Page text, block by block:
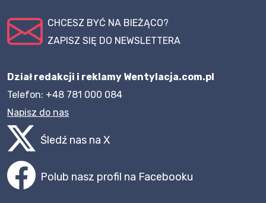
CHCESZ BYĆ NA BIEŻĄCO?
ZAPISZ SIĘ DO NEWSLETTERA
Dział redakcji i reklamy Wentylacja.com.pl
Telefon: +48 781 000 084
Napisz do nas
Śledź nas na X
Polub nasz profil na Facebooku